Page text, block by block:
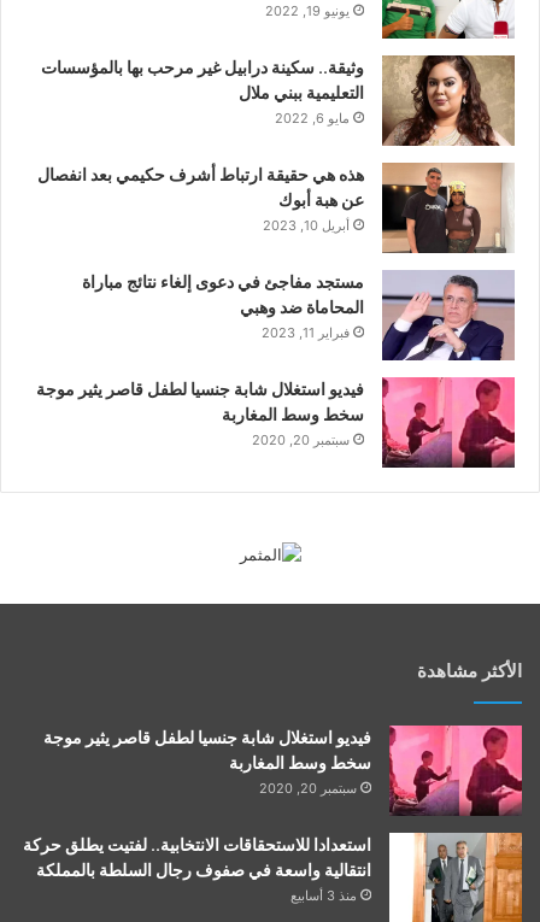
يونيو 19, 2022
وثيقة.. سكينة درابيل غير مرحب بها بالمؤسسات
التعليمية ببني ملال
مايو 6, 2022
هذه هي حقيقة ارتباط أشرف حكيمي بعد انفصال
عن هبة أبوك
أبريل 10, 2023
مستجد مفاجئ في دعوى إلغاء نتائج مباراة
المحاماة ضد وهبي
فبراير 11, 2023
فيديو استغلال شابة جنسيا لطفل قاصر يثير موجة
سخط وسط المغاربة
سبتمبر 20, 2020
الأكثر مشاهدة
فيديو استغلال شابة جنسيا لطفل قاصر يثير موجة
سخط وسط المغاربة
سبتمبر 20, 2020
استعدادا للاستحقاقات الانتخابية.. لفتيت يطلق حركة
انتقالية واسعة في صفوف رجال السلطة بالمملكة
منذ 3 أسابيع